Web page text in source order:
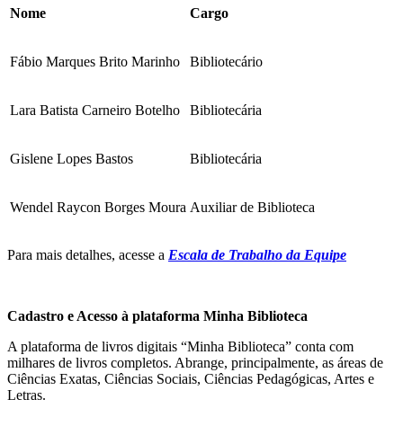
Nome Cargo
Fábio Marques Brito Marinho Bibliotecário
Lara Batista Carneiro Botelho Bibliotecária
Gislene Lopes Bastos Bibliotecária
Wendel Raycon Borges Moura Auxiliar de Biblioteca
Para mais detalhes, acesse a Escala de Trabalho da Equipe
Cadastro e Acesso à plataforma Minha Biblioteca
A plataforma de livros digitais “Minha Biblioteca” conta com
milhares de livros completos. Abrange, principalmente, as áreas de
Ciências Exatas, Ciências Sociais, Ciências Pedagógicas, Artes e
Letras.